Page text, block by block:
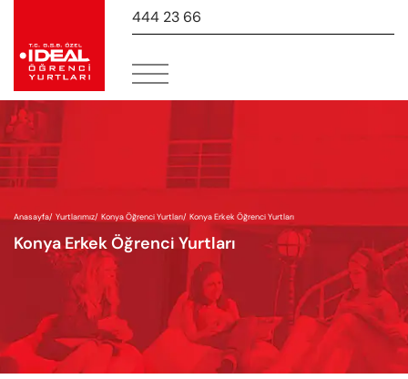
444 23 66
Anasayfa/ Yurtlarımız/ Konya Öğrenci Yurtları/ Konya Erkek Öğrenci Yurtları
Konya Erkek Öğrenci Yurtları